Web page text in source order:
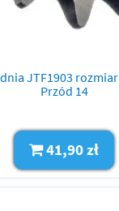
JTF1903
Przód 14
41,90 zł